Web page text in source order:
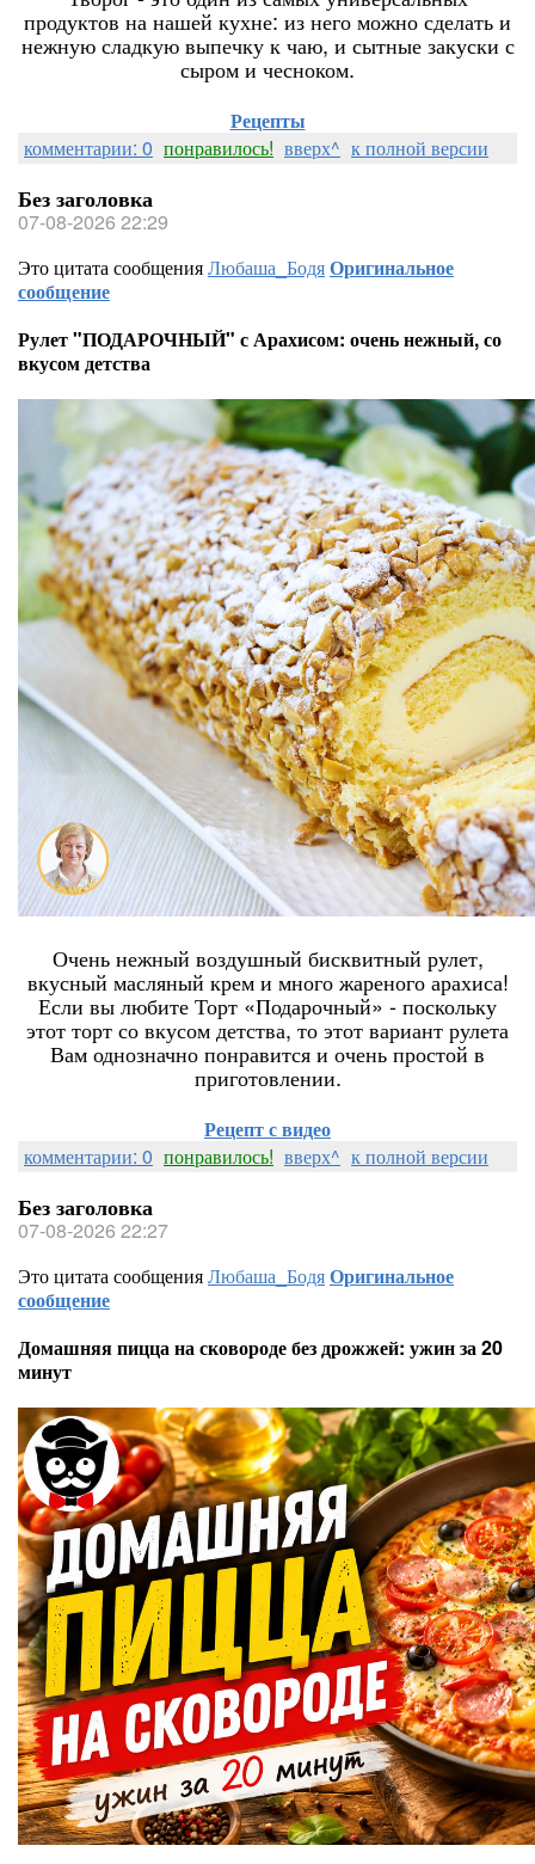
продуктов на нашей кухне: из него можно сделать и
нежную сладкую выпечку к чаю, и сытные закуски с
сыром и чесноком.
Рецепты
комментарии: 0 понравилось! вверх^ к полной версии
Без заголовка
07-08-2026 22:29
Это цитата сообщенияЛюбаша_БодяОригинальное
сообщение
Рулет "ПОДАРОЧНЫЙ" с Арахисом: очень нежный, со
вкусом детства
Очень нежный воздушный бисквитный рулет,
вкусный масляный крем и много жареного арахиса!
Если вы любите Торт «Подарочный» - поскольку
этот торт со вкусом детства, то этот вариант рулета
Вам однозначно понравится и очень простой в
приготовлении.
Рецепт с видео
комментарии: 0 понравилось! вверх^ к полной версии
Без заголовка
07-08-2026 22:27
Это цитата сообщенияЛюбаша_БодяОригинальное
сообщение
Домашняя пицца на сковороде без дрожжей: ужин за 20
минут